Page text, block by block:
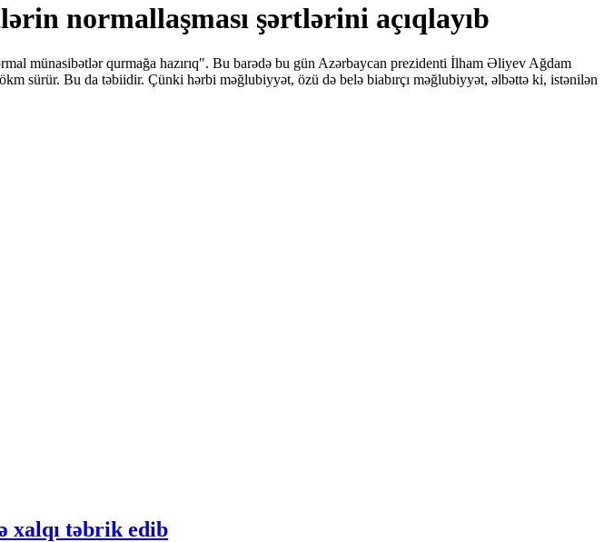
normallaşması şərtlərini açıqlayıb
münasibətlər qurmağa hazırıq". Bu barədə bu gün Azərbaycan prezidenti İlham Əliyev Ağdam
sürür. Bu da təbiidir. Çünki hərbi məğlubiyyət, özü də belə biabırçı məğlubiyyət, əlbəttə ki, istənilən
xalqı təbrik edib